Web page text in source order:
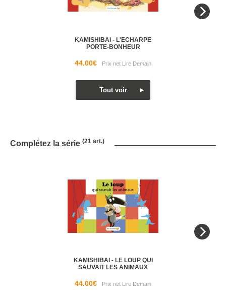
KAMISHIBAI - L'ECHARPE
PORTE-BONHEUR
44.00€
Complétez la série (21 art.)
KAMISHIBAI - LE LOUP QUI
SAUVAIT LES ANIMAUX
44.00€